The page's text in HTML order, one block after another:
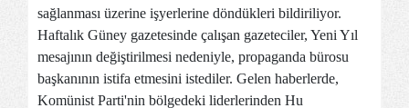
sağlanması üzerine işyerlerine döndükleri bildiriliyor.
Haftalık Güney gazetesinde çalışan gazeteciler, Yeni Yıl
mesajının değiştirilmesi nedeniyle, propaganda bürosu
başkanının istifa etmesini istediler. Gelen haberlerde,
Komünist Parti'nin bölgedeki liderlerinden Hu